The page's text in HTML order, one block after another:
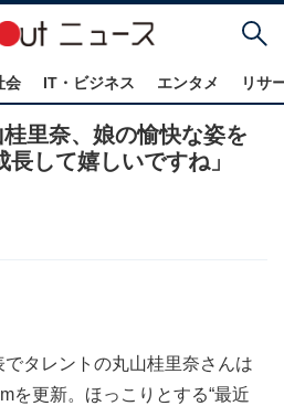
会 IT・ビジネス エンタメ リサ
桂里奈、娘の愉快な姿を
して嬉しいですね」
タレントの丸山桂里奈さんは
を更新。ほっこりとする“最近